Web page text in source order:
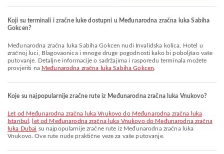
Koji su terminali i zračne luke dostupni u Međunarodna zračna luka Sabiha
Gokcen?
Međunarodna zračna luka Sabiha Gokcen nudi Invalidska kolica, Hotel u
zračnoj luci, Blagovaonica i mnoge druge pogodnosti kako bi poboljšao vaše
putovanje. Detaljne informacije o sadržajima i rasporedu terminala možete
provjeriti na Međunarodna zračna luka Sabiha Gokcen
Koje su najpopularnije zračne rute iz Međunarodna zračna luka Vnukovo?
let od Međunarodna zračna luka Vnukovo do Međunarodna zračna luka
Istanbul
let od Međunarodna zračna luka Vnukovo do Međunarodna zračna
luka Dubai su najpopularnije zračne rute iz Međunarodna zračna luka
Vnukovo. Ove rute nude praktične veze za vaše putovanje.